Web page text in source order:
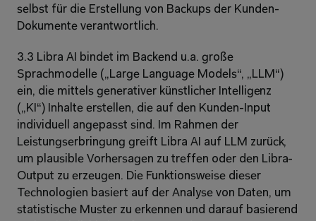
selbst für die Erstellung von Backups der Kunden-
Dokumente verantwortlich.
3.3 Libra AI bindet im Backend u.a. große
Sprachmodelle („Large Language Models“, „LLM“)
ein, die mittels generativer künstlicher Intelligenz
(„KI“) Inhalte erstellen, die auf den Kunden-Input
individuell angepasst sind. Im Rahmen der
Leistungserbringung greift Libra AI auf LLM zurück,
um plausible Vorhersagen zu treffen oder den Libra-
Output zu erzeugen. Die Funktionsweise dieser
Technologien basiert auf der Analyse von Daten, um
statistische Muster zu erkennen und darauf basierend